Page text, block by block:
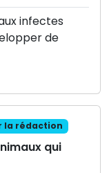
infectes
de
la rédaction
qui